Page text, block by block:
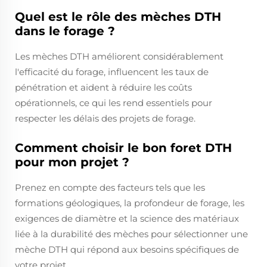
Quel est le rôle des mèches DTH
dans le forage ?
Les mèches DTH améliorent considérablement
l'efficacité du forage, influencent les taux de
pénétration et aident à réduire les coûts
opérationnels, ce qui les rend essentiels pour
respecter les délais des projets de forage.
Comment choisir le bon foret DTH
pour mon projet ?
Prenez en compte des facteurs tels que les
formations géologiques, la profondeur de forage, les
exigences de diamètre et la science des matériaux
liée à la durabilité des mèches pour sélectionner une
mèche DTH qui répond aux besoins spécifiques de